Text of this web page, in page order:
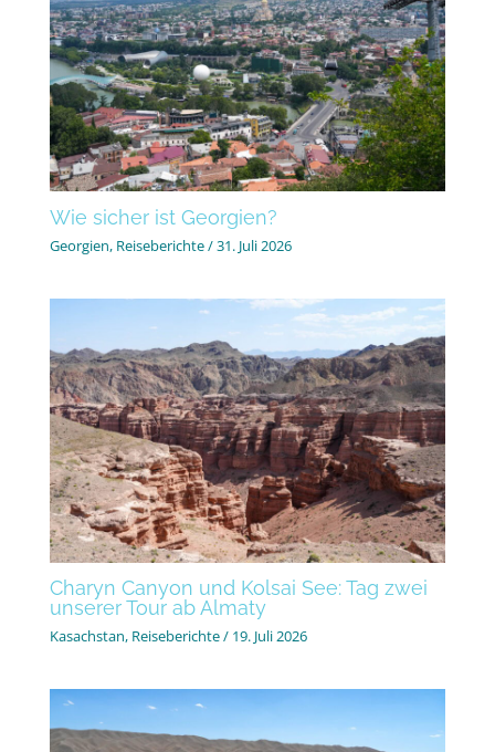
Wie sicher ist Georgien?
Georgien, Reiseberichte/31. Juli 2026
Charyn Canyon und Kolsai See: Tag zwei
unserer Tour ab Almaty
Kasachstan, Reiseberichte/ 19. Juli 2026